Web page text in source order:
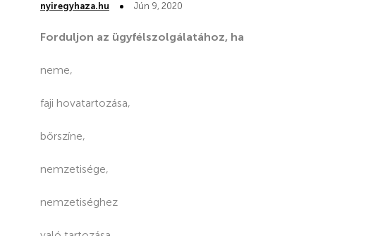
nyiregyhaza.hu Jún 9, 2020
Forduljon az ügyfélszolgálatához, ha
neme,
faji hovatartozása,
bőrszíne,
nemzetisége,
nemzetiséghez